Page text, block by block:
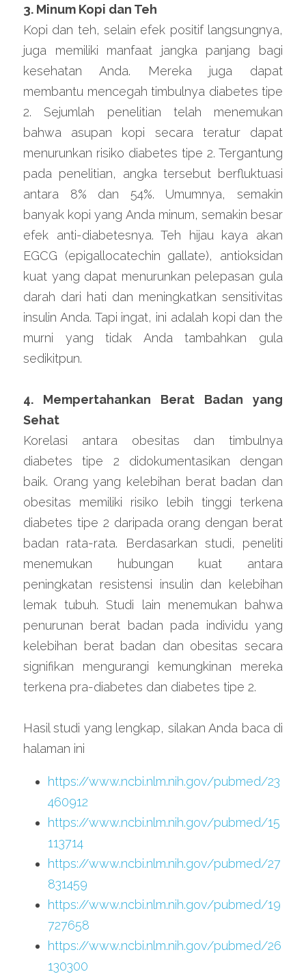
3. Minum Kopi dan Teh
Kopi dan teh, selain efek positif langsungnya,
juga memiliki manfaat jangka panjang bagi
kesehatan Anda. Mereka juga dapat
membantu mencegah timbulnya diabetes tipe
2. Sejumlah penelitian telah menemukan
bahwa asupan kopi secara teratur dapat
menurunkan risiko diabetes tipe 2. Tergantung
pada penelitian, angka tersebut berfluktuasi
antara 8% dan 54%. Umumnya, semakin
banyak kopi yang Anda minum, semakin besar
efek anti-diabetesnya. Teh hijau kaya akan
EGCG (epigallocatechin gallate), antioksidan
kuat yang dapat menurunkan pelepasan gula
darah dari hati dan meningkatkan sensitivitas
insulin Anda. Tapi ingat, ini adalah kopi dan the
murni yang tidak Anda tambahkan gula
sedikitpun.
4. Mempertahankan Berat Badan yang
Sehat
Korelasi antara obesitas dan timbulnya
diabetes tipe 2 didokumentasikan dengan
baik. Orang yang kelebihan berat badan dan
obesitas memiliki risiko lebih tinggi terkena
diabetes tipe 2 daripada orang dengan berat
badan rata-rata. Berdasarkan studi, peneliti
menemukan hubungan kuat antara
peningkatan resistensi insulin dan kelebihan
lemak tubuh. Studi lain menemukan bahwa
penurunan berat badan pada individu yang
kelebihan berat badan dan obesitas secara
signifikan mengurangi kemungkinan mereka
terkena pra-diabetes dan diabetes tipe 2.
Hasil studi yang lengkap, silakan Anda baca di
halaman ini
https://www.ncbi.nlm.nih.gov/pubmed/23
460912
https://www.ncbi.nlm.nih.gov/pubmed/15
113714
https://www.ncbi.nlm.nih.gov/pubmed/27
831459
https://www.ncbi.nlm.nih.gov/pubmed/19
727658
https://www.ncbi.nlm.nih.gov/pubmed/26
130300